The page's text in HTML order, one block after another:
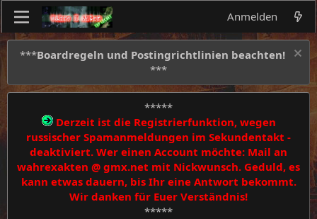
Anmelden
***Boardregeln und Postingrichtlinien beachten!
***
*****
Derzeit ist die Registrierfunktion, wegen
russischer Spamanmeldungen im Sekundentakt -
deaktiviert. Wer einen Account möchte: Mail an
wahrexakten @ gmx.net mit Nickwunsch. Geduld, es
kann etwas dauern, bis Ihr eine Antwort bekommt.
Wir danken für Euer Verständnis!
*****